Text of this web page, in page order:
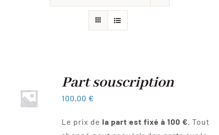
Coopérative
Contact
Part souscription
100,00 €
Le prix de la part est fixé à 100 € . Tout